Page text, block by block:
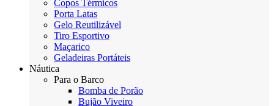
Copos Térmicos
Porta Latas
Gelo Reutilizável
Tiro Esportivo
Maçarico
Geladeiras Portáteis
Náutica
Para o Barco
Bomba de Porão
Bujão Viveiro